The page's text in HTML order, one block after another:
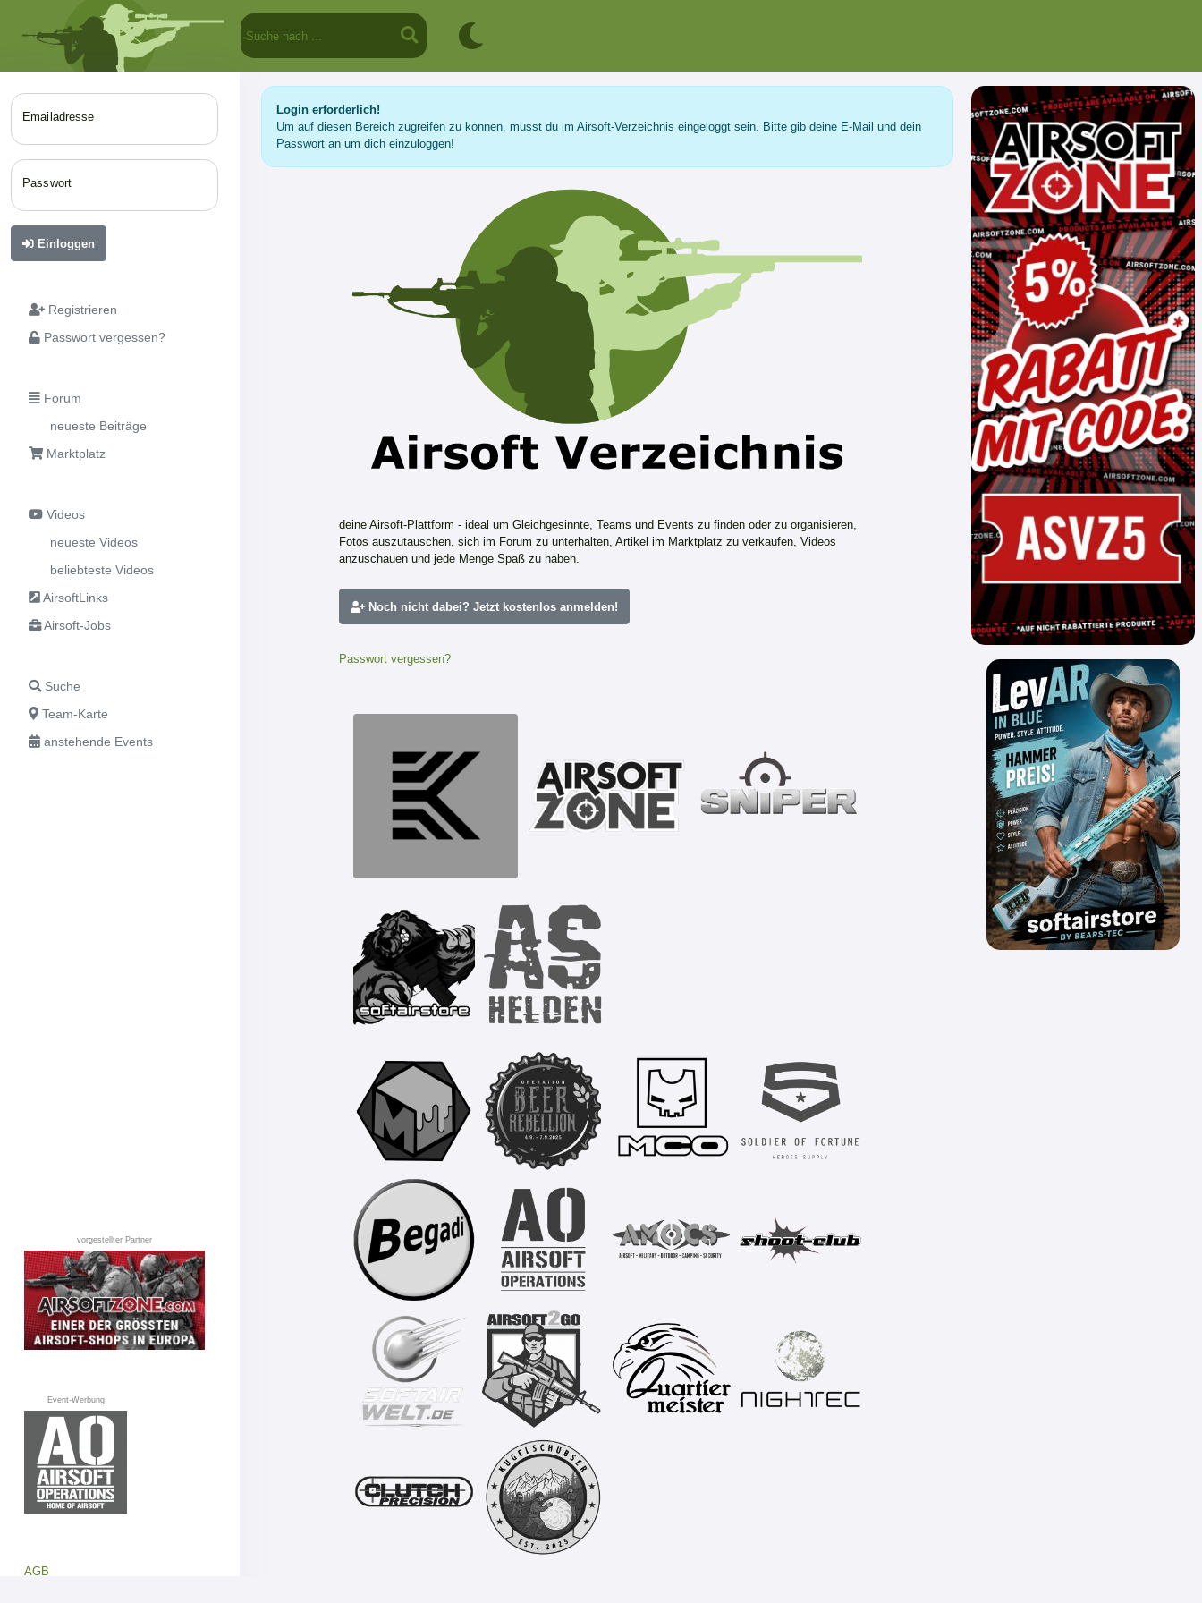
Emailadresse
Passwort
Einloggen
Registrieren
Passwort vergessen?
Forum
neueste Beiträge
Marktplatz
Videos
neueste Videos
beliebteste Videos
AirsoftLinks
Airsoft-Jobs
Suche
Team-Karte
anstehende Events
vorgestellter Partner
Event-Werbung
AGB
Login erforderlich!
Um auf diesen Bereich zugreifen zu können, musst du im Airsoft-Verzeichnis eingeloggt sein. Bitte gib deine E-Mail und dein
Passwort an um dich einzuloggen!
deine Airsoft-Plattform - ideal um Gleichgesinnte, Teams und Events zu finden oder zu organisieren,
Fotos auszutauschen, sich im Forum zu unterhalten, Artikel im Marktplatz zu verkaufen, Videos
anzuschauen und jede Menge Spaß zu haben.
Noch nicht dabei? Jetzt kostenlos anmelden!
Passwort vergessen?